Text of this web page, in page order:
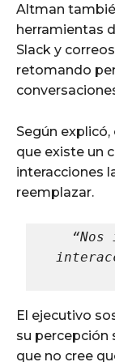
Altman
herramientas
Slack y
retomando
Según
que existe un
interacciones
reemplazar.
“Nos
El ejecutivo
su percepción
que no cree